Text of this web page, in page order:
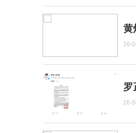
黄
26-
罗
26-